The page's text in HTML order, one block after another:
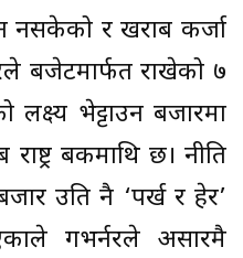
नसकेको र खराब कर्जा
बजेटमार्फत राखेको ७
लक्ष्य भेट्टाउन बजारमा
बैंकमाथि छ। नीति
उति नै ‘पर्ख र हेर’
गभर्नरले असारमै